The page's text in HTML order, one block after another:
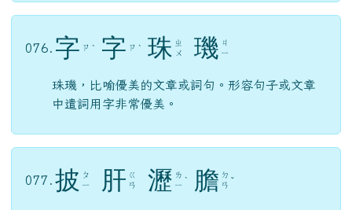
076. 字 ㄗ ˋ 字 ㄗ ˋ 珠 ㄓ
ㄨ
璣 ㄐ
ㄧ
珠璣，比喻優美的文章或詞句。形容句子或文章
中遣詞用字非常優美。
077. 披 ㄆ
ㄧ
肝 ㄍ
ㄢ
瀝 ㄌ
ㄧ ˋ 膽 ㄉ
ㄢ ˇ